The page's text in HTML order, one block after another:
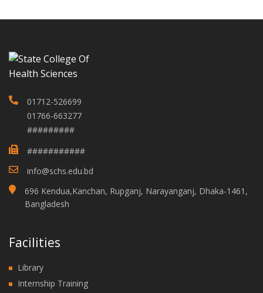
01712-526699
01766-663277
#########
###########
info@schs.edu.bd
696 Kendua,Kanchan, Rupganj, Narayanganj, Dhaka-1461,
Bangladesh
Facilities
Library
Internship Training